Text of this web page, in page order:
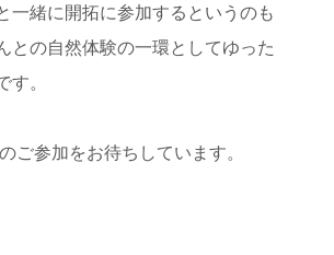
一緒に開拓に参加するというのも
との自然体験の一環としてゆった
す。
ご参加をお待ちしています。